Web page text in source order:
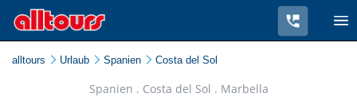
alltours Urlaub Spanien Costa del Sol
Spanien . Costa del Sol . Marbella